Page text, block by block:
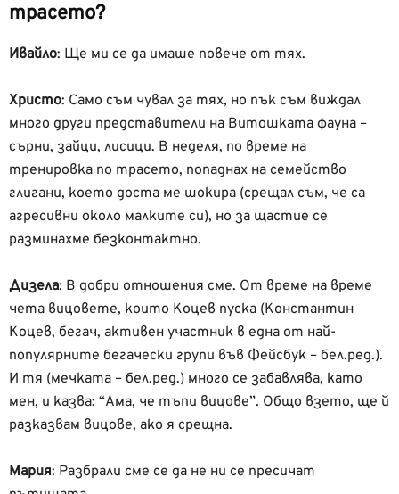
трасето?
Ивайло: Ще ми се да имаше повече от тях.
Христо: Само съм чувал за тях, но пък съм виждал
много други представители на Витошката фауна –
сърни, зайци, лисици. В неделя, по време на
тренировка по трасето, попаднах на семейство
глигани, което доста ме шокира (срещал съм, че са
агресивни около малките си), но за щастие се
разминахме безконтактно.
Дизела: В добри отношения сме. От време на време
чета вицовете, които Коцев пуска (Константин
Коцев, бегач, активен участник в една от най-
популярните бегачески групи във Фейсбук – бел.ред.).
И тя (мечката – бел.ред.) много се забавлява, като
мен, и казва: “Ама, че тъпи вицове”. Общо взето, ще й
разказвам вицове, ако я срещна.
Мария: Разбрали сме се да не ни се пресичат